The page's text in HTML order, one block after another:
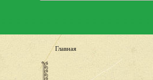
Главная